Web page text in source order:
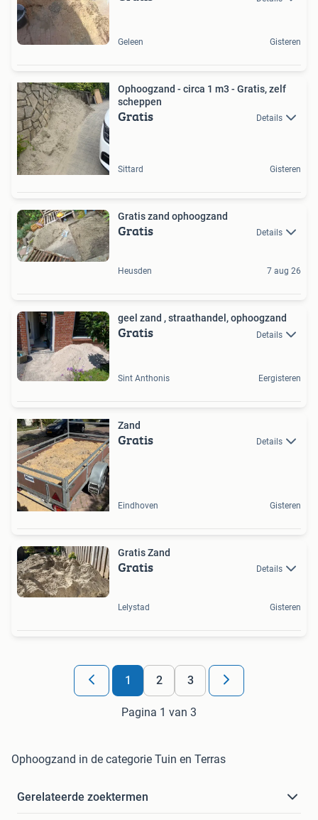
Geleen Gisteren
Ophoogzand - circa 1 m3 - Gratis, zelf
scheppen
Gratis Details
Sittard Gisteren
Gratis zand ophoogzand
Gratis Details
Heusden 7 aug 26
geel zand , straathandel, ophoogzand
Gratis Details
Sint Anthonis Eergisteren
Zand
Gratis Details
Eindhoven Gisteren
Gratis Zand
Gratis Details
Lelystad Gisteren
1 2 3
Pagina 1 van 3
Ophoogzand in de categorie Tuin en Terras
Gerelateerde zoektermen